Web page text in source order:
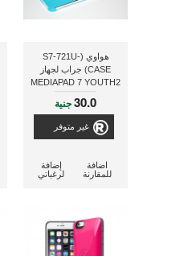
هواوي (S7-721U-
CASE) جراب لجهاز
MEDIAPAD 7 YOUTH2
30.0جنية
غير متوفر
إضافة
لرغباتي
اضافة
للمقارنة